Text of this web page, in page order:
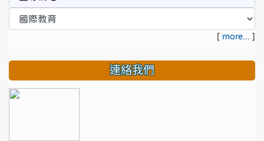
[ more... ]
連絡我們